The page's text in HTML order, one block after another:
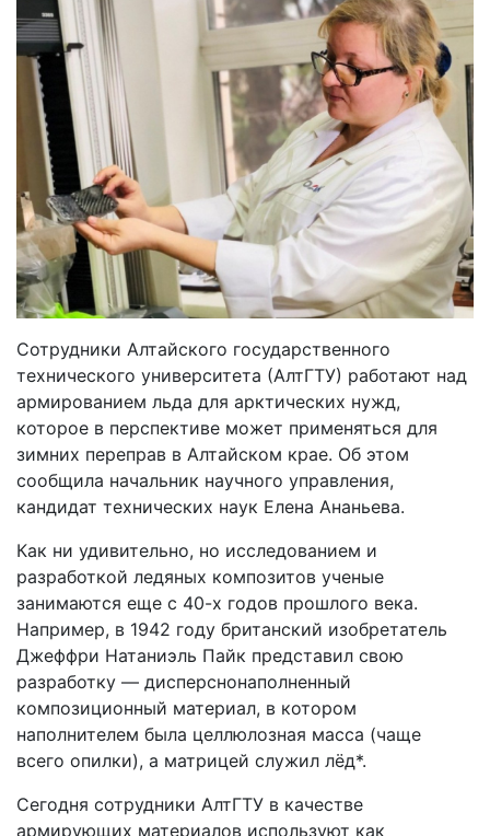
Сотрудники Алтайского государственного
технического университета (АлтГТУ) работают над
армированием льда для арктических нужд,
которое в перспективе может применяться для
зимних переправ в Алтайском крае. Об этом
сообщила начальник научного управления,
кандидат технических наук Елена Ананьева.
Как ни удивительно, но исследованием и
разработкой ледяных композитов ученые
занимаются еще с 40-х годов прошлого века.
Например, в 1942 году британский изобретатель
Джеффри Натаниэль Пайк представил свою
разработку — дисперснонаполненный
композиционный материал, в котором
наполнителем была целлюлозная масса (чаще
всего опилки), а матрицей служил лёд*.
Сегодня сотрудники АлтГТУ в качестве
армирующих материалов используют как